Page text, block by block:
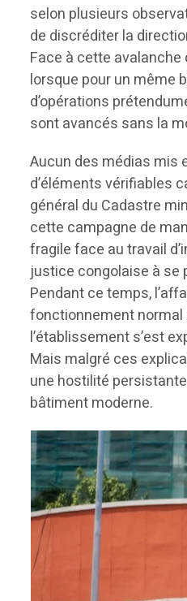
selon plusieurs
de discréditer la
Face à cette avalanche
lorsque pour un même
d’opérations
sont avancés sans la
Aucun des médias mis
d’éléments vérifiables
général du Cadastre
cette campagne de
fragile face au travail
justice congolaise à se
Pendant ce temps,
fonctionnement normal
l’établissement s’est
Mais malgré ces
une hostilité
bâtiment moderne.